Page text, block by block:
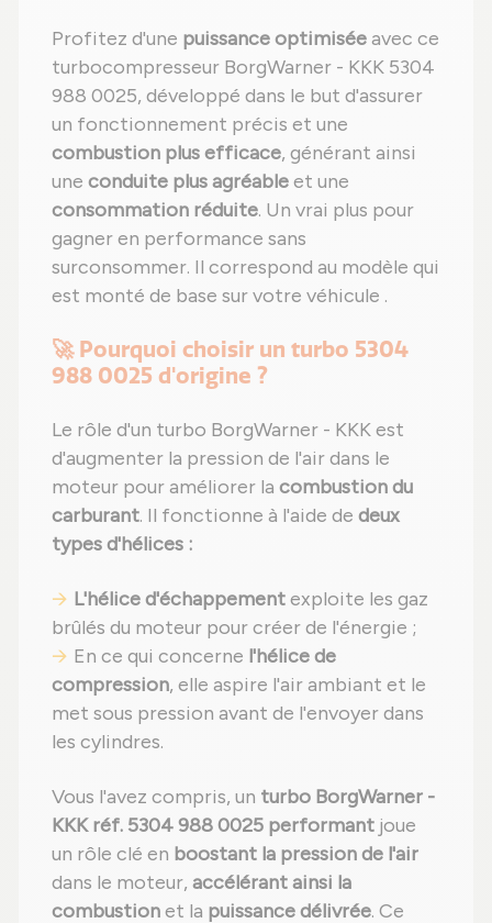
Profitez d'une puissance optimiséeavec ce
turbocompresseur BorgWarner - KKK 5304
988 0025, développé dans le but d'assurer
un fonctionnement précis et une
combustion plus efficace, générant ainsi
une conduite plus agréableet une
consommation réduite. Un vrai plus pour
gagner en performance sans
surconsommer. Il correspond au modèle qui
est monté de base sur votre véhicule .
🚀 Pourquoi choisir un turbo 5304
988 0025 d'origine ?
Le rôle d'un turbo BorgWarner - KKK est
d'augmenter la pression de l'air dans le
moteur pour améliorer la combustion du
carburant. Il fonctionne à l'aide de deux
types d'hélices :
L'hélice d'échappementexploite les gaz
brûlés du moteur pour créer de l'énergie ;
En ce qui concerne l'hélice de
compression, elle aspire l'air ambiant et le
met sous pression avant de l'envoyer dans
les cylindres.
Vous l'avez compris, un turbo BorgWarner -
KKK réf. 5304 988 0025 performant joue
un rôle clé en boostant la pression de l'air
dans le moteur, accélérant ainsi la
combustionet la puissance délivrée. Ce